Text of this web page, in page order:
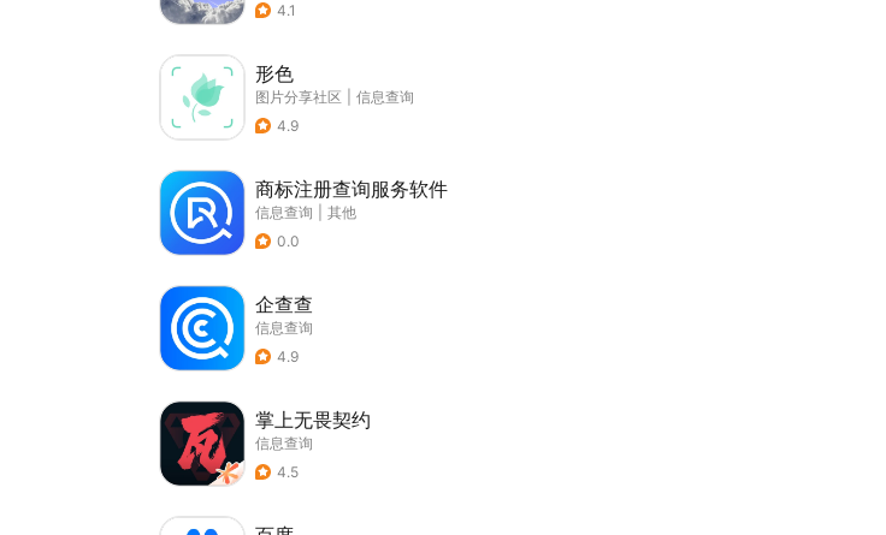
4.1
形色
图片分享社区
信息查询
4.9
商标注册查询服务软件
信息查询
其他
0.0
企查查
信息查询
4.9
掌上无畏契约
信息查询
4.5